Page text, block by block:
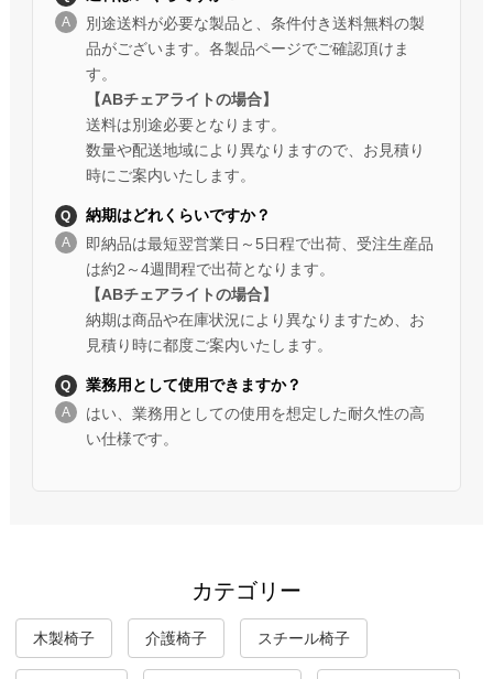
別途送料が必要な製品と、条件付き送料無料の製
品がございます。各製品ページでご確認頂けま
す。
【ABチェアライトの場合】
送料は別途必要となります。
数量や配送地域により異なりますので、お見積り
時にご案内いたします。
納期はどれくらいですか？
即納品は最短翌営業日～5日程で出荷、受注生産品
は約2～4週間程で出荷となります。
【ABチェアライトの場合】
納期は商品や在庫状況により異なりますため、お
見積り時に都度ご案内いたします。
業務用として使用できますか？
はい、業務用としての使用を想定した耐久性の高
い仕様です。
カテゴリー
木製椅子 介護椅子 スチール椅子